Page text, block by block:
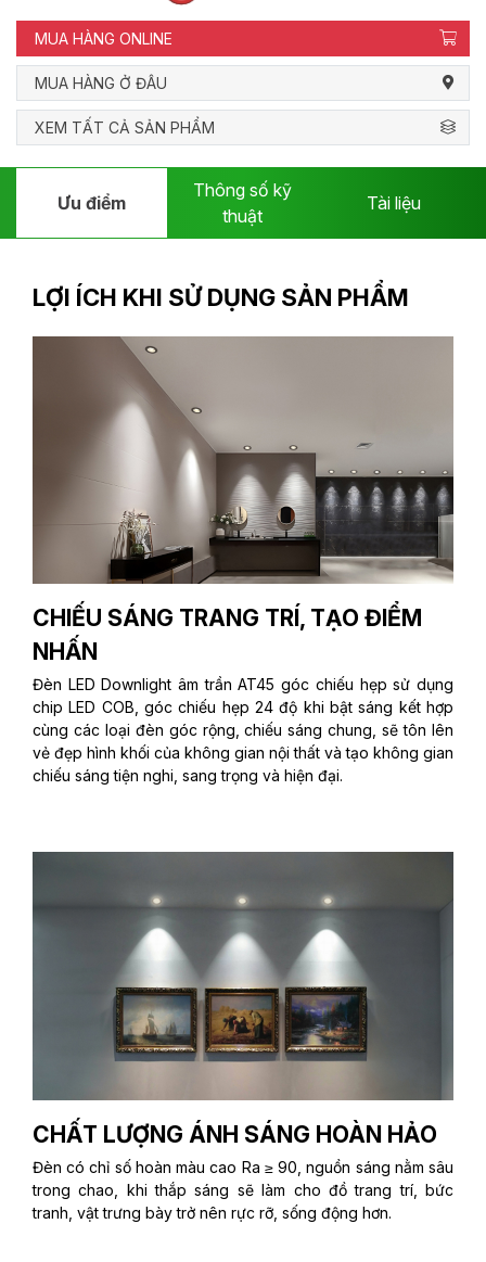
MUA HÀNG ONLINE
MUA HÀNG Ở ĐÂU
XEM TẤT CẢ SẢN PHẨM
Ưu điểm
Thông số kỹ
thuật
Tài liệu
LỢI ÍCH KHI SỬ DỤNG SẢN PHẨM
CHIẾU SÁNG TRANG TRÍ, TẠO ĐIỂM
NHẤN
Đèn LED Downlight âm trần AT45 góc chiếu hẹp sử dụng
chip LED COB, góc chiếu hẹp 24 độ khi bật sáng kết hợp
cùng các loại đèn góc rộng, chiếu sáng chung, sẽ tôn lên
vẻ đẹp hình khối của không gian nội thất và tạo không gian
chiếu sáng tiện nghi, sang trọng và hiện đại.
CHẤT LƯỢNG ÁNH SÁNG HOÀN HẢO
Đèn có chỉ số hoàn màu cao Ra ≥ 90, nguồn sáng nằm sâu
trong chao, khi thắp sáng sẽ làm cho đồ trang trí, bức
tranh, vật trưng bày trở nên rực rỡ, sống động hơn.